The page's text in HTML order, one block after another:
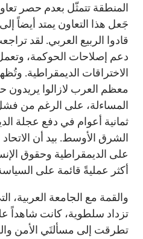
المنطقة تتمثّل بعدم حصر
جَعل هذا التعاون يمتد أيضاً إلى
قادوا الربيع العربي. لقد
دعم إصلاحات الحوكمة،
الاختراقات الديمقراطية.
معظم العرب لازالوا
المساءلة، على الرغم من
ثمانية أعوام في دفع عجلة
الشرق الأوسط. بيد أن
على الديمقراطية وحقوق
أكثر عمليةً قائمة على
والقمة مع الجامعة العربية،
تزداد سلطوية، كانت شاهداً
تطرقت إلى مسألتَي الأمن